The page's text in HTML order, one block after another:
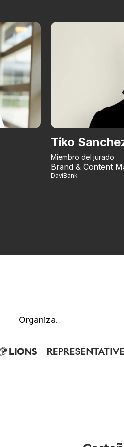
Tiko
Miembro del jurado
Brand & Content
DaviBank
Organiza: